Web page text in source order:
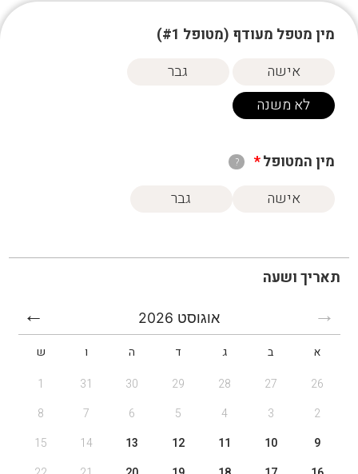
מין מטפל מעודף (מטופל # 1
)
אישה
גבר
לא משנה
מין המטופל*
?
אישה גבר
תאריך ושעה
אוגוסט 2026
א ב ג ד ה ו
ש
26
27
28
29
30
31
1
2
3
4
5
6
7
8
9
10
11
12
13
14
15